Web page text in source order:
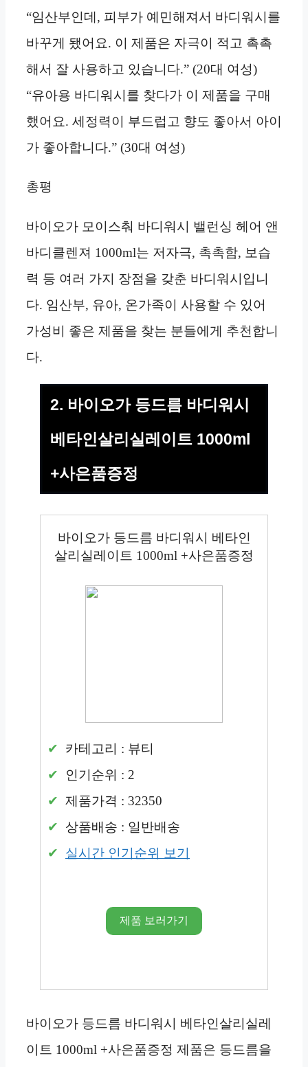
“임산부인데, 피부가 예민해져서 바디워시를
바꾸게 됐어요. 이 제품은 자극이 적고 촉촉
해서 잘 사용하고 있습니다.” (20대 여성)
“유아용 바디워시를 찾다가 이 제품을 구매
했어요. 세정력이 부드럽고 향도 좋아서 아이
가 좋아합니다.” (30대 여성)
총평
바이오가 모이스춰 바디워시 밸런싱 헤어 앤
바디클렌져 1000ml는 저자극, 촉촉함, 보습
력 등 여러 가지 장점을 갖춘 바디워시입니
다. 임산부, 유아, 온가족이 사용할 수 있어
가성비 좋은 제품을 찾는 분들에게 추천합니
다.
2. 바이오가 등드름 바디워시
베타인살리실레이트 1000ml
+사은품증정
바이오가 등드름 바디워시 베타인
살리실레이트 1000ml +사은품증정
카테고리 : 뷰티
인기순위 : 2
제품가격 : 32350
상품배송 : 일반배송
실시간 인기순위 보기
제품 보러가기
바이오가 등드름 바디워시 베타인살리실레
이트 1000ml +사은품증정 제품은 등드름을